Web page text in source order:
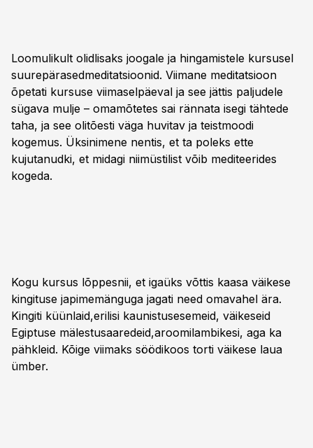
Loomulikult olidlisaks joogale ja hingamistele kursusel
suurepärasedmeditatsioonid. Viimane meditatsioon
õpetati kursuse viimaselpäeval ja see jättis paljudele
sügava mulje – omamõtetes sai rännata isegi tähtede
taha, ja see olitõesti väga huvitav ja teistmoodi
kogemus. Üksinimene nentis, et ta poleks ette
kujutanudki, et midagi niimüstilist võib mediteerides
kogeda.
Kogu kursus lõppesnii, et igaüks võttis kaasa väikese
kingituse japimemänguga jagati need omavahel ära.
Kingiti küünlaid,erilisi kaunistusesemeid, väikeseid
Egiptuse mälestusaaredeid,aroomilambikesi, aga ka
pähkleid. Kõige viimaks söödikoos torti väikese laua
ümber.